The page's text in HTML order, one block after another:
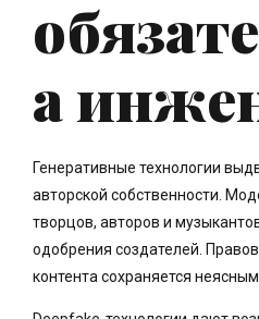
а
Генеративные технологии
авторской собственности.
творцов, авторов и
одобрения создателей.
контента сохраняется